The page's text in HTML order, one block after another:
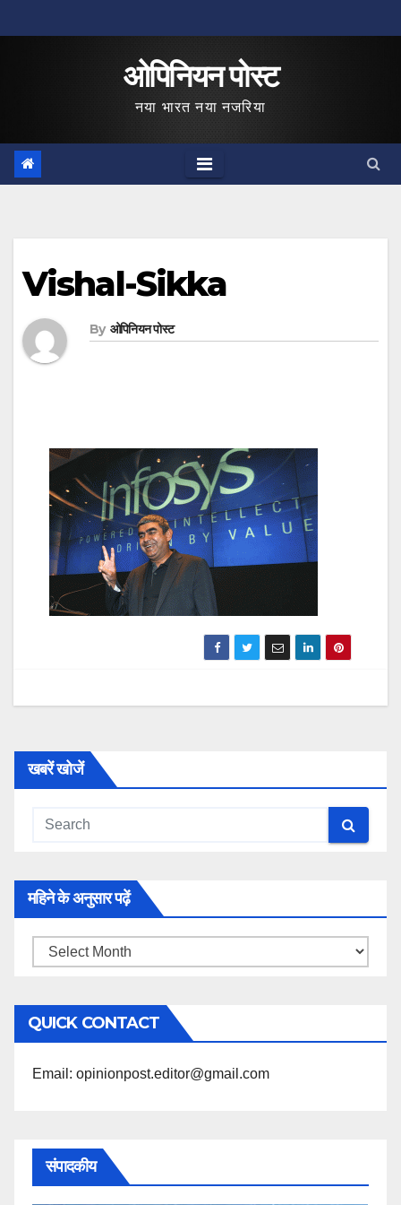
to
ओपिनियन पोस्ट
नया भारत नया नजरिया
Vishal-Sikka
By ओपिनियन पोस्ट
खबरें खोजें
महिने के अनुसार पढ़ें
महिने
अनुसार
पढ़ें
QUICK CONTACT
Email: opinionpost.editor@gmail.com
संपादकीय